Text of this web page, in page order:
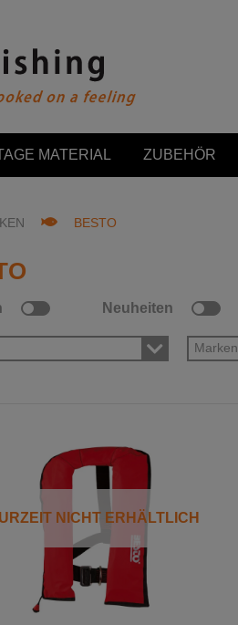
MATERIAL ZUBEHÖR
BESTO
Neuheiten
Marken
NICHT ERHÄLTLICH